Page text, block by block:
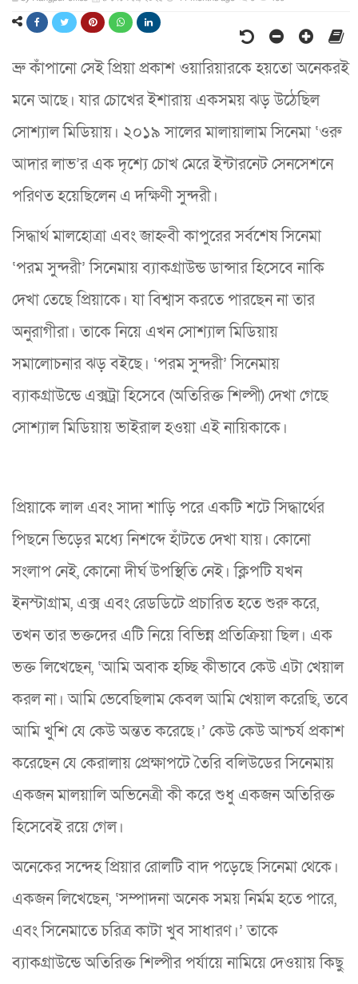
ভ্রু কাঁপানো সেই প্রিয়া প্রকাশ ওয়ারিয়ারকে হয়তো অনেকরই
মনে আছে। যার চোখের ইশারায় একসময় ঝড় উঠেছিল
সোশ্যাল মিডিয়ায়। ২০১৯ সালের মালায়ালাম সিনেমা ‘ওরু
আদার লাভ’র এক দৃশ্যে চোখ মেরে ইন্টারনেট সেনসেশনে
পরিণত হয়েছিলেন এ দক্ষিণী সুন্দরী।
সিদ্ধার্থ মালহোত্রা এবং জাহ্নবী কাপুরের সর্বশেষ সিনেমা
‘পরম সুন্দরী’ সিনেমায় ব্যাকগ্রাউন্ড ডান্সার হিসেবে নাকি
দেখা তেছে প্রিয়াকে। যা বিশ্বাস করতে পারছেন না তার
অনুরাগীরা। তাকে নিয়ে এখন সোশ্যাল মিডিয়ায়
সমালোচনার ঝড় বইছে। ‘পরম সুন্দরী’ সিনেমায়
ব্যাকগ্রাউন্ডে এক্সট্রা হিসেবে (অতিরিক্ত শিল্পী) দেখা গেছে
সোশ্যাল মিডিয়ায় ভাইরাল হওয়া এই নায়িকাকে।
প্রিয়াকে লাল এবং সাদা শাড়ি পরে একটি শটে সিদ্ধার্থের
পিছনে ভিড়ের মধ্যে নিশব্দে হাঁটতে দেখা যায়। কোনো
সংলাপ নেই, কোনো দীর্ঘ উপস্থিতি নেই। ক্লিপটি যখন
ইনস্টাগ্রাম, এক্স এবং রেডডিটে প্রচারিত হতে শুরু করে,
তখন তার ভক্তদের এটি নিয়ে বিভিন্ন প্রতিক্রিয়া ছিল। এক
ভক্ত লিখেছেন, ‘আমি অবাক হচ্ছি কীভাবে কেউ এটা খেয়াল
করল না। আমি ভেবেছিলাম কেবল আমি খেয়াল করেছি, তবে
আমি খুশি যে কেউ অন্তত করেছে।’ কেউ কেউ আশ্চর্য প্রকাশ
করেছেন যে কেরালায় প্রেক্ষাপটে তৈরি বলিউডের সিনেমায়
একজন মালয়ালি অভিনেত্রী কী করে শুধু একজন অতিরিক্ত
হিসেবেই রয়ে গেল।
অনেকের সন্দেহ প্রিয়ার রোলটি বাদ পড়েছে সিনেমা থেকে।
একজন লিখেছেন, ‘সম্পাদনা অনেক সময় নির্মম হতে পারে,
এবং সিনেমাতে চরিত্র কাটা খুব সাধারণ।’ তাকে
ব্যাকগ্রাউন্ডে অতিরিক্ত শিল্পীর পর্যায়ে নামিয়ে দেওয়ায় কিছু